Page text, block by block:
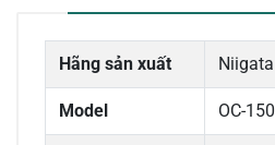
Hãng sản xuất Niigata
Model OC-150